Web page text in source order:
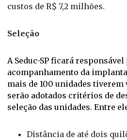
custos de R$ 7,2 milhões.
Seleção
A Seduc-SP ficará responsável
acompanhamento da
mais de 100 unidades tiverem
serão adotados critérios de
seleção das unidades. Entre
Distância de até dois